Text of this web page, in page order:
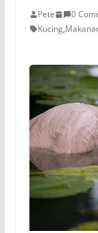
Pete
0
Kucing,